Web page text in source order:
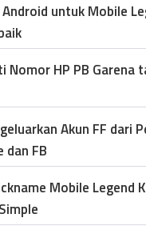
untuk Mobile
Nomor HP PB Garena
Akun FF dari
dan FB
Mobile Legend